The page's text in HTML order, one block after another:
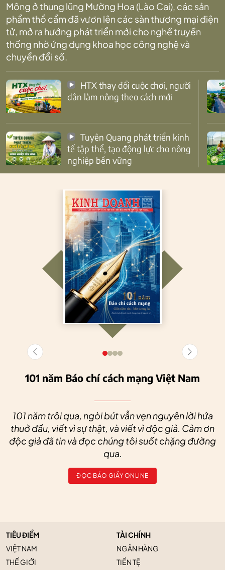
Mông ở thung lũng Mường Hoa (Lào Cai), các sản
phẩm thổ cẩm đã vươn lên các sàn thương mại điện
tử, mở ra hướng phát triển mới cho nghề truyền
thống nhờ ứng dụng khoa học công nghệ và
chuyển đổi số.
dân làm nông theo cách mới
tế tập thể, tạo động lực cho nông
nghiệp bền vững
101 năm Báo chí cách mạng Việt Nam
101 năm trôi qua, ngòi bút vẫn vẹn nguyên lời hứa
thuở đầu, viết vì sự thật, và viết vì độc giả. Cảm ơn
độc giả đã tin và đọc chúng tôi suốt chặng đường
qua.
ĐỌC BÁO GIẤY ONLINE
TIÊU ĐIỂM
VIỆT NAM
THẾ GIỚI
TÀI CHÍNH
NGÂN HÀNG
TIỀN TỆ